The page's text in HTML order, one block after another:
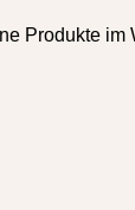
Produkte im